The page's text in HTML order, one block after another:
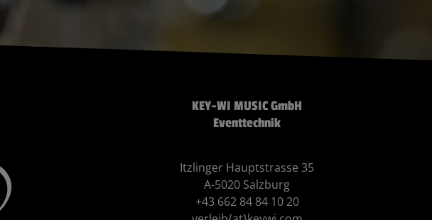
KEY-WI MUSIC GmbH
Eventtechnik
Itzlinger Hauptstrasse 35
A-5020 Salzburg
+43 662 84 84 10 20